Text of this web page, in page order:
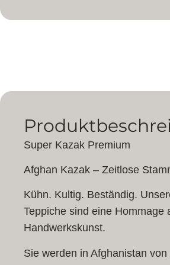
Super Kazak Premium
Afghan Kazak – Zeitlose
Kühn. Kultig. Beständig.
Teppiche sind eine Hommage
Handwerkskunst.
Sie werden in Afghanistan